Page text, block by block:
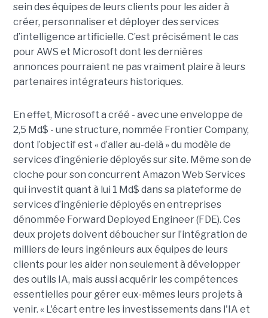
sein des équipes de leurs clients pour les aider à
créer, personnaliser et déployer des services
d’intelligence artificielle. C’est précisément le cas
pour AWS et Microsoft dont les dernières
annonces pourraient ne pas vraiment plaire à leurs
partenaires intégrateurs historiques.
En effet, Microsoft a créé - avec une enveloppe de
2,5 Md$ - une structure, nommée Frontier Company,
dont l’objectif est « d’aller au-delà » du modèle de
services d’ingénierie déployés sur site. Même son de
cloche pour son concurrent Amazon Web Services
qui investit quant à lui 1 Md$ dans sa plateforme de
services d’ingénierie déployés en entreprises
dénommée Forward Deployed Engineer (FDE). Ces
deux projets doivent déboucher sur l’intégration de
milliers de leurs ingénieurs aux équipes de leurs
clients pour les aider non seulement à développer
des outils IA, mais aussi acquérir les compétences
essentielles pour gérer eux-mêmes leurs projets à
venir. « L'écart entre les investissements dans l'IA et